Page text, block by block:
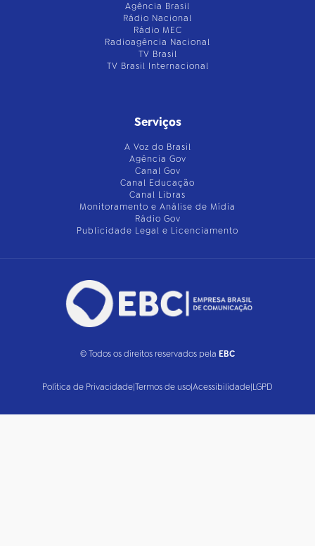
Agência Brasil
Rádio Nacional
Rádio MEC
Radioagência Nacional
TV Brasil
TV Brasil Internacional
Serviços
A Voz do Brasil
Agência Gov
Canal Gov
Canal Educação
Canal Libras
Monitoramento e Análise de Mídia
Rádio Gov
Publicidade Legal e Licenciamento
© Todos os direitos reservados pela EBC
Política de Privacidade|Termos de uso|Acessibilidade|LGPD